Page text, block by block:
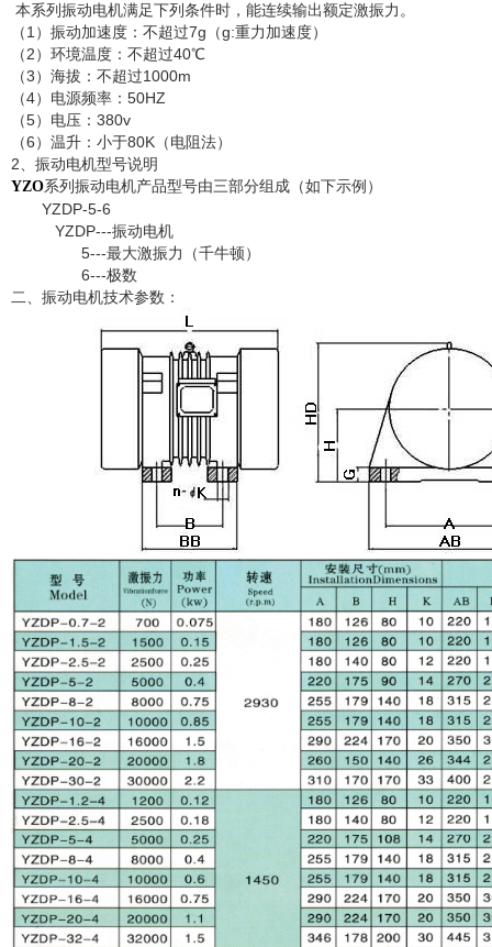
本系列振动电机满足下列条件时，能连续输出额定激振力。
（1）振动加速度：不超过7g（g:重力加速度）
（2）环境温度：不超过40℃
（3）海拔：不超过1000m
（4）电源频率：50HZ
（5）电压：380v
（6）温升：小于80K（电阻法）
2、振动电机型号说明
YZO系列振动电机产品型号由三部分组成（如下示例）
YZDP-5-6
YZDP---振动电机
5---最大激振力（千牛顿）
6---极数
二、振动电机技术参数：